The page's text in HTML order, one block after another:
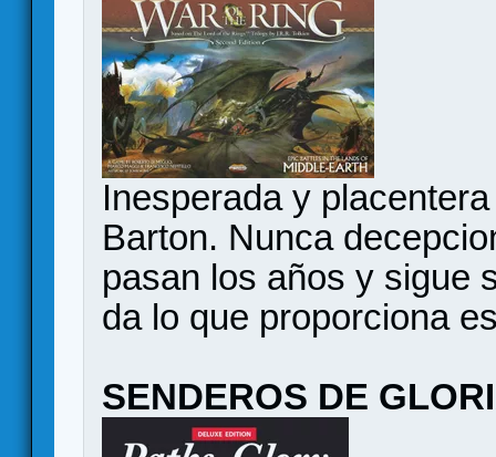
Inesperada y
Barton. Nunca
pasan los años y sigue
da lo que proporciona
SENDEROS DE